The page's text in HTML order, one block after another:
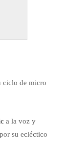
ciclo de micro
a la voz y
su ecléctico